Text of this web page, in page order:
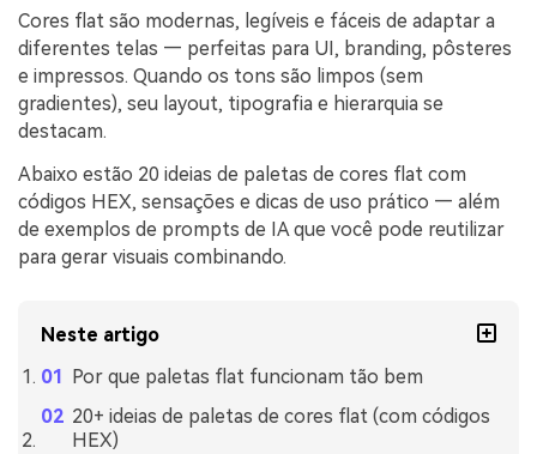
Cores flat são modernas, legíveis e fáceis de adaptar a
diferentes telas — perfeitas para UI, branding, pôsteres
e impressos. Quando os tons são limpos (sem
gradientes), seu layout, tipografia e hierarquia se
destacam.
Abaixo estão 20 ideias de paletas de cores flat com
códigos HEX, sensações e dicas de uso prático — além
de exemplos de prompts de IA que você pode reutilizar
para gerar visuais combinando.
Neste artigo
Por que paletas flat funcionam tão bem
20+ ideias de paletas de cores flat (com códigos
HEX)